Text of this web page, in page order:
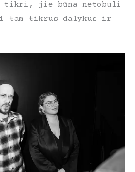
tikri, jie būna netobuli
tam tikrus dalykus ir